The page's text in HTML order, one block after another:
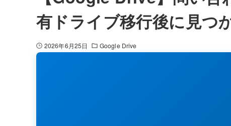
有ドライブ移行後に見つ
2026年6月25日 Google Drive